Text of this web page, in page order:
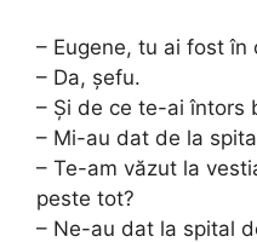
– Eugene, tu ai fost în
– Da, șefu.
– Și de ce te-ai întors
– Mi-au dat de la
– Te-am văzut la
peste tot?
– Ne-au dat la spital